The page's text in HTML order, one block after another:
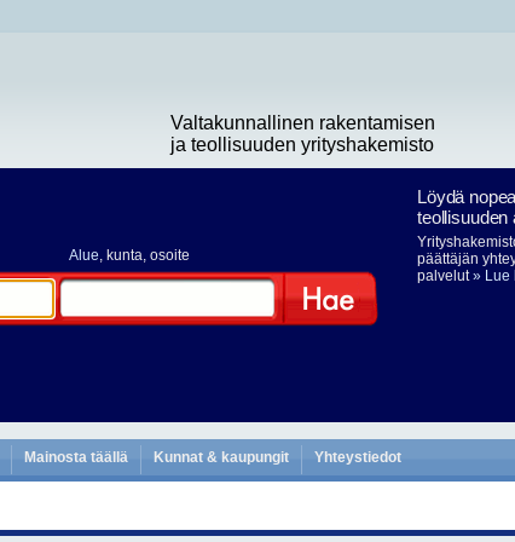
Valtakunnallinen rakentamisen
ja teollisuuden yrityshakemisto
Alue, kunta, osoite
Löydä
teollisuuden
päättäjän
palvelut» Lue
Mainosta täällä Kunnat & kaupungit Yhteystiedot